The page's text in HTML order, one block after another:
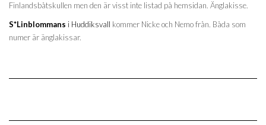
Finlandsbåtskullen men den är visst inte listad på hemsidan. Änglakisse.
S*Linblommans i Huddiksvall kommer Nicke och Nemo från. Båda som
numer är änglakissar.